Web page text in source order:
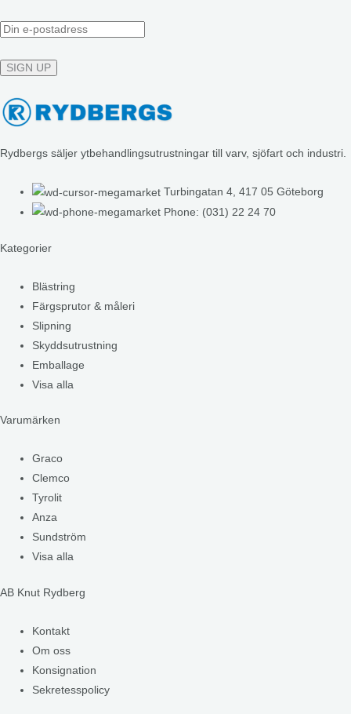
Rydbergs säljer ytbehandlingsutrustningar till varv, sjöfart och industri.
Turbingatan 4, 417 05 Göteborg
Phone: (031) 22 24 70
Kategorier
Blästring
Färgsprutor & måleri
Slipning
Skyddsutrustning
Emballage
Visa alla
Varumärken
Graco
Clemco
Tyrolit
Anza
Sundström
Visa alla
AB Knut Rydberg
Kontakt
Om oss
Konsignation
Sekretesspolicy